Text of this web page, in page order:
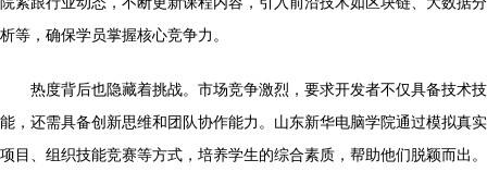
析等，确保学员掌握核心竞争力。
热度背后也隐藏着挑战。市场竞争激烈，要求开发者不仅具备技术技
能，还需具备创新思维和团队协作能力。山东新华电脑学院通过模拟真实
项目、组织技能竞赛等方式，培养学生的综合素质，帮助他们脱颖而出。